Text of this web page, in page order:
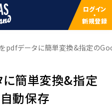
ログイン
・
新規登録
力してください
pdfデータに簡単変換&指定の
簡単変換&指定
動保存